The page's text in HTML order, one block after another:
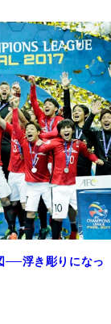
──浮き彫りになっ